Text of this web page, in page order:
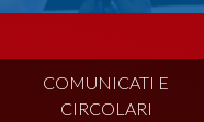
COMUNICATI E
CIRCOLARI